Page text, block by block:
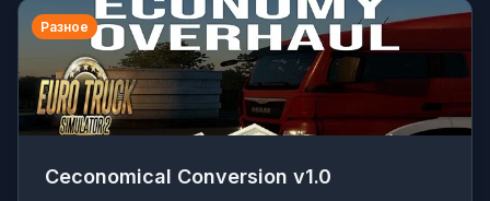
Разное
Ceconomical Conversion v1.0